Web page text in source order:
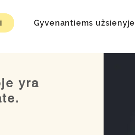
Gyvenantiems užsienyje
yra